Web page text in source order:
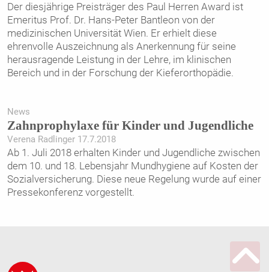
Der diesjährige Preisträger des Paul Herren Award ist
Emeritus Prof. Dr. Hans-Peter Bantleon von der
medizinischen Universität Wien. Er erhielt diese
ehrenvolle Auszeichnung als Anerkennung für seine
herausragende Leistung in der Lehre, im klinischen
Bereich und in der Forschung der Kieferorthopädie.
News
Zahnprophylaxe für Kinder und Jugendliche
Verena Radlinger 17.7.2018
Ab 1. Juli 2018 erhalten Kinder und Jugendliche zwischen
dem 10. und 18. Lebensjahr Mundhygiene auf Kosten der
Sozialversicherung. Diese neue Regelung wurde auf einer
Pressekonferenz vorgestellt.